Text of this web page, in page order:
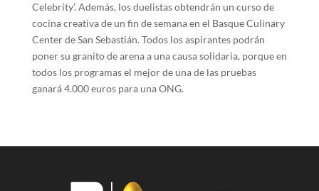
Celebrity’. Además, los duelistas obtendrán un curso de
cocina creativa de un fin de semana en el Basque Culinary
Center de San Sebastián. Todos los aspirantes podrán
poner su granito de arena a una causa solidaria, porque en
todos los programas el mejor de una de las pruebas
ganará 4.000 euros para una ONG.